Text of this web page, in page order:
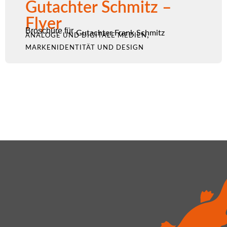
Gutachter Schmitz –
Flyer
Broschüre für Gutachter Frank Schmitz
ANALOGE UND DIGITALE MEDIEN,
MARKENIDENTITÄT UND DESIGN